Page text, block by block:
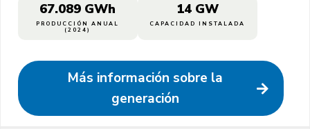
PRODUCCIÓN ANUAL
(2024)
67.089 GWh
CAPACIDAD INSTALADA
14 GW
Más información sobre la
generación